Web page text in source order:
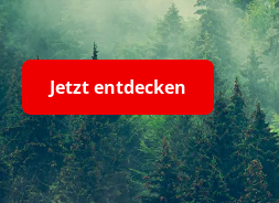
Jetzt entdecken